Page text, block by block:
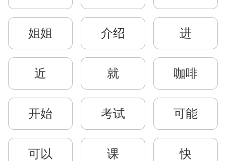
姐姐 介绍 进
近 就 咖啡
开始 考试 可能
可以 课 快